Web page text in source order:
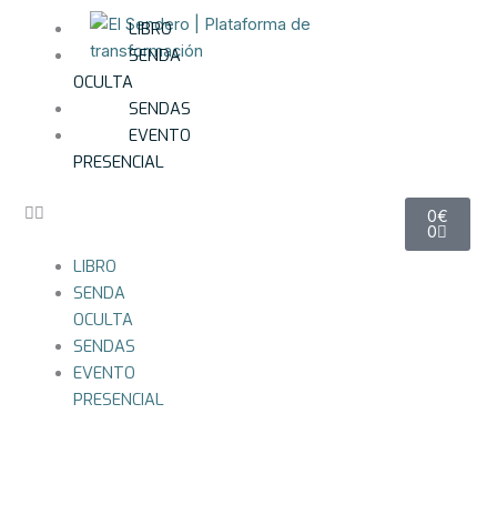
contenido
LIBRO
SENDA
OCULTA
SENDAS
EVENTO
PRESENCIAL
LIBRO
SENDA
OCULTA
SENDAS
EVENTO
PRESENCIAL
0€
0
Carrito